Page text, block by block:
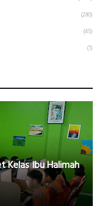
(280)
(45)
(1)
Kelas Ibu Halimah